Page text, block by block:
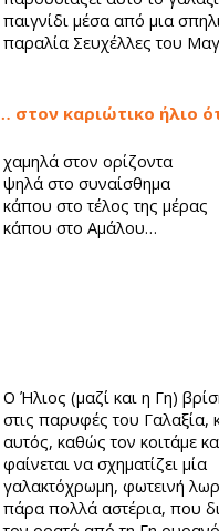
παιγνίδι μέσα από μια
παραλία Σευχέλλες του
στον καριώτικο ήλιο
χαμηλά στον ορίζοντα
ψηλά στο συναίσθημα
κάπου στο τέλος της μέρας
κάπου στο Αμάλου…
Ο Ήλιος (μαζί και η Γη)
στις παρυφές του Γαλαξία,
αυτός, καθώς τον κοιτάμε
φαίνεται να σχηματίζει μία
γαλακτόχρωμη, φωτεινή
πάρα πολλά αστέρια, που